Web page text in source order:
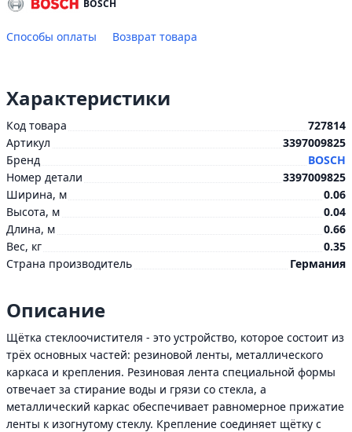
BOSCH
Способы оплаты Возврат товара
Характеристики
Код товара
727814
Артикул
3397009825
Бренд
BOSCH
Номер детали
3397009825
Ширина, м
0.06
Высота, м
0.04
Длина, м
0.66
Вес, кг
0.35
Страна производитель
Германия
Описание
Щётка стеклоочистителя - это устройство, которое состоит из
трёх основных частей: резиновой ленты, металлического
каркаса и крепления. Резиновая лента специальной формы
отвечает за стирание воды и грязи со стекла, а
металлический каркас обеспечивает равномерное прижатие
ленты к изогнутому стеклу. Крепление соединяет щётку с